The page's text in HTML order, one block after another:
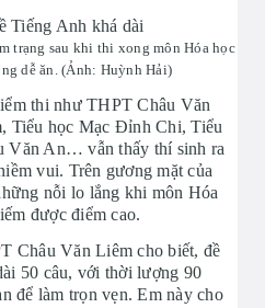
trạng sau khi thi xong môn Hóa học
dễ ăn. (Ảnh: Huỳnh Hải)
thi như THPT Châu Văn
học Mạc Đỉnh Chi, Tiểu
Văn An… vẫn thấy thí sinh ra
vui. Trên gương mặt của
nỗi lo lắng khi môn Hóa
được điểm cao.
Châu Văn Liêm cho biết, đề
50 câu, với thời lượng 90
để làm trọn vẹn. Em này cho